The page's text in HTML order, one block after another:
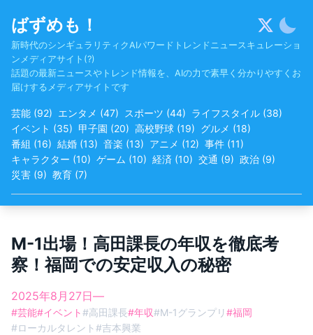
content
ばずめも！
新時代のシンギュラリティクAIパワードトレンドニュースキュレーショ
ンメディアサイト(?)
話題の最新ニュースやトレンド情報を、AIの力で素早く分かりやすくお
届けするメディアサイトです
芸能 (92) エンタメ (47) スポーツ (44) ライフスタイル (38)
イベント (35) 甲子園 (20) 高校野球 (19) グルメ (18)
番組 (16) 結婚 (13) 音楽 (13) アニメ (12) 事件 (11)
キャラクター (10) ゲーム (10) 経済 (10) 交通 (9) 政治 (9)
災害 (9) 教育 (7)
M-1出場！高田課長の年収を徹底考
察！福岡での安定収入の秘密
2025年8月27日—
#芸能#イベント#高田課長#年収#M-1グランプリ #福岡
# ローカルタレント#吉本興業